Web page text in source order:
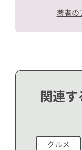
著者の
関連
グルメ